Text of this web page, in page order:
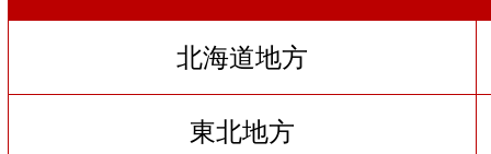
北海道地方
東北地方